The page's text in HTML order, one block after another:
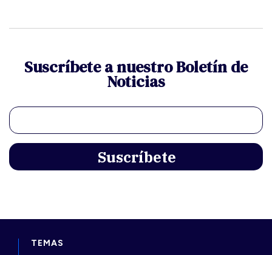
Suscríbete a nuestro Boletín de
Noticias
TEMAS